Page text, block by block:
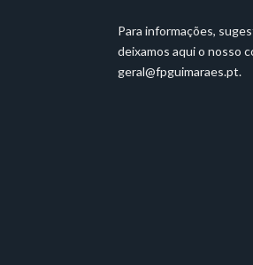
Para informações,
deixamos aqui o nosso
geral@fpguimaraes.pt.